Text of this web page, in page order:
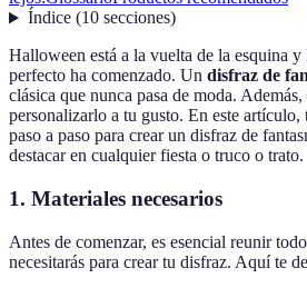
Índice(10 secciones)
Halloween está a la vuelta de la esquina
perfecto ha comenzado. Un disfraz de
clásica que nunca pasa de moda.
personalizarlo a tu gusto. En este
paso a paso para crear un disfraz de
destacar en cualquier fiesta o truco o trato.
1. Materiales necesarios
Antes de comenzar, es esencial reunir
necesitarás para crear tu disfraz. Aquí te